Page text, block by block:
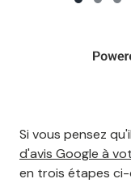
Si vous pensez
d'avis Google à
en trois étapes ci-